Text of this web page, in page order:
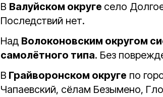
В Валуйском округе село
Последствий нет.
Над Волоконовским округом
самолётного типа. Без
В Грайворонском округе по
Чапаевский, сёлам Безымено,